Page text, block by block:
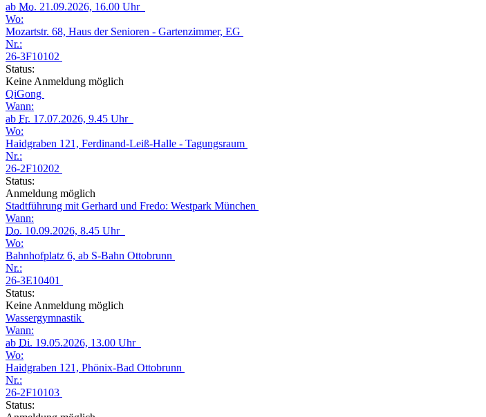
ab Mo. 21.09.2026, 16.00 Uhr
Wo:
Mozartstr. 68, Haus der Senioren - Gartenzimmer, EG
Nr.:
26-3F10102
Status:
Keine Anmeldung möglich
QiGong
Wann:
ab Fr. 17.07.2026, 9.45 Uhr
Wo:
Haidgraben 121, Ferdinand-Leiß-Halle - Tagungsraum
Nr.:
26-2F10202
Status:
Anmeldung möglich
Stadtführung mit Gerhard und Fredo: Westpark München
Wann:
Do. 10.09.2026, 8.45 Uhr
Wo:
Bahnhofplatz 6, ab S-Bahn Ottobrunn
Nr.:
26-3E10401
Status:
Keine Anmeldung möglich
Wassergymnastik
Wann:
ab Di. 19.05.2026, 13.00 Uhr
Wo:
Haidgraben 121, Phönix-Bad Ottobrunn
Nr.:
26-2F10103
Status: